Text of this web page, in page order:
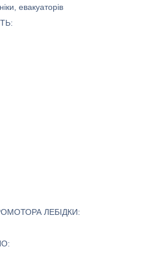
евакуаторів
ЛЕБІДКИ: